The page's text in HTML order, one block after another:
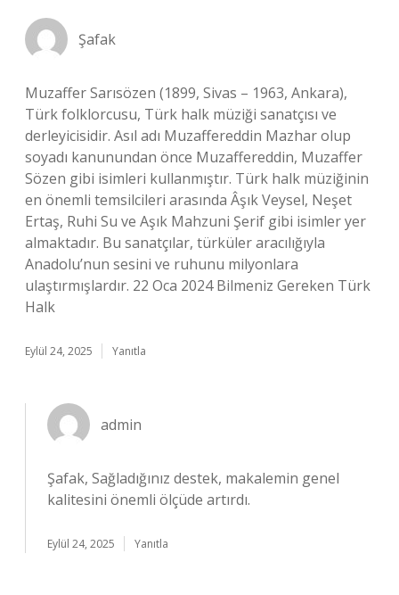
Şafak
Muzaffer Sarısözen (1899, Sivas – 1963, Ankara),
Türk folklorcusu, Türk halk müziği sanatçısı ve
derleyicisidir. Asıl adı Muzaffereddin Mazhar olup
soyadı kanunundan önce Muzaffereddin, Muzaffer
Sözen gibi isimleri kullanmıştır. Türk halk müziğinin
en önemli temsilcileri arasında Âşık Veysel, Neşet
Ertaş, Ruhi Su ve Aşık Mahzuni Şerif gibi isimler yer
almaktadır. Bu sanatçılar, türküler aracılığıyla
Anadolu’nun sesini ve ruhunu milyonlara
ulaştırmışlardır. 22 Oca 2024 Bilmeniz Gereken Türk
Halk
Eylül 24, 2025 Yanıtla
admin
Şafak, Sağladığınız destek, makalemin genel
kalitesini önemli ölçüde artırdı.
Eylül 24, 2025 Yanıtla